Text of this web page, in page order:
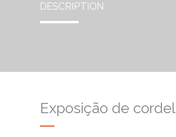
DESCRIPTION
Exposição de cordel